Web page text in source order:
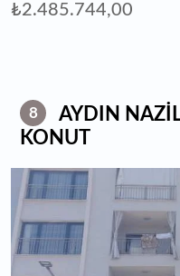
₺2.485.744,00
8
AYDIN
KONUT